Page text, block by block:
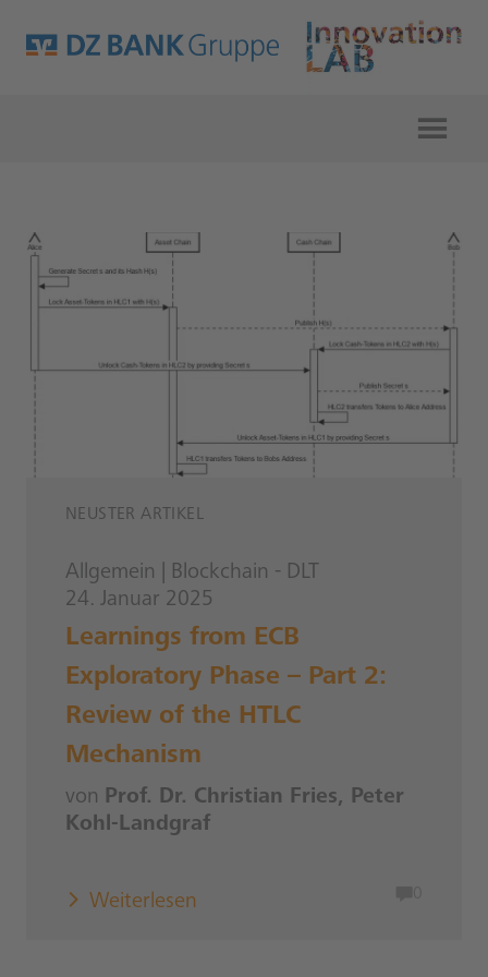
NEUSTER ARTIKEL
Allgemein
Blockchain - DLT
24. Januar 2025
Learnings from ECB
Exploratory Phase – Part 2:
Review of the HTLC
Mechanism
von Prof. Dr. Christian Fries, Peter
Kohl-Landgraf
Weiterlesen